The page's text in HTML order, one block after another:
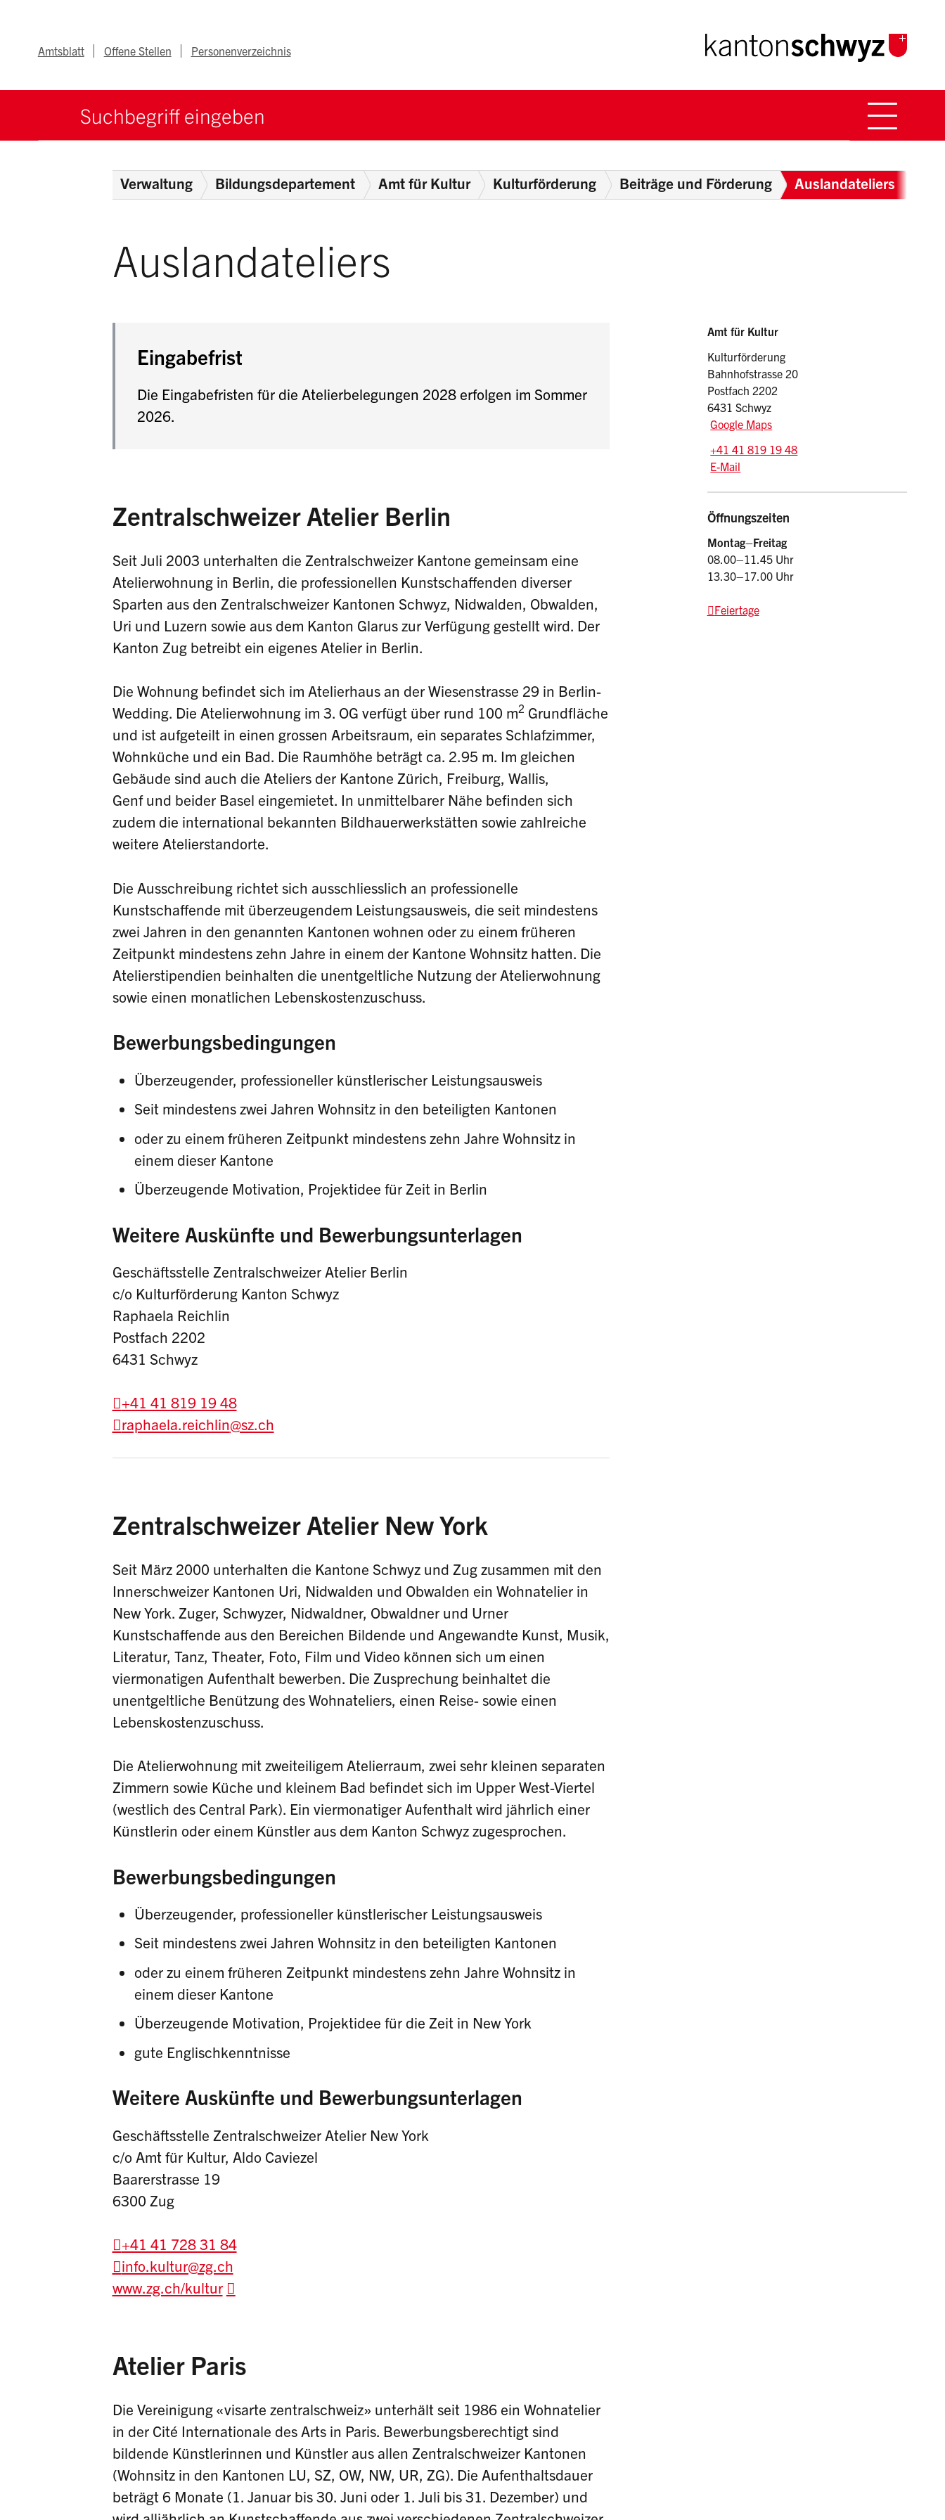
Metanav
Amtsblatt Offene Stellen Personenverzeichnis
Suchbegriff
Breadcrumb
Verwaltung Bildungsdepartement Amt für Kultur Kulturförderung Beiträge und Förderung Auslandateliers
Auslandateliers
Eingabefrist
Die Eingabefristen für die Atelierbelegungen 2028 erfolgen im Sommer
2026.
Zentralschweizer Atelier Berlin
Seit Juli 2003 unterhalten die Zentralschweizer Kantone gemeinsam eine
Atelierwohnung in Berlin, die professionellen Kunstschaffenden diverser
Sparten aus den Zentralschweizer Kantonen Schwyz, Nidwalden, Obwalden,
Uri und Luzern sowie aus dem Kanton Glarus zur Verfügung gestellt wird. Der
Kanton Zug betreibt ein eigenes Atelier in Berlin.
Die Wohnung befindet sich im Atelierhaus an der Wiesenstrasse 29 in Berlin-
Wedding. Die Atelierwohnung im 3. OG verfügt über rund 100 m2 Grundfläche
und ist aufgeteilt in einen grossen Arbeitsraum, ein separates Schlafzimmer,
Wohnküche und ein Bad. Die Raumhöhe beträgt ca. 2.95 m. Im gleichen
Gebäude sind auch die Ateliers der Kantone Zürich, Freiburg, Wallis,
Genf und beider Basel eingemietet. In unmittelbarer Nähe befinden sich
zudem die international bekannten Bildhauerwerkstätten sowie zahlreiche
weitere Atelierstandorte.
Die Ausschreibung richtet sich ausschliesslich an professionelle
Kunstschaffende mit überzeugendem Leistungsausweis, die seit mindestens
zwei Jahren in den genannten Kantonen wohnen oder zu einem früheren
Zeitpunkt mindestens zehn Jahre in einem der Kantone Wohnsitz hatten. Die
Atelierstipendien beinhalten die unentgeltliche Nutzung der Atelierwohnung
sowie einen monatlichen Lebenskostenzuschuss.
Bewerbungsbedingungen
Überzeugender, professioneller künstlerischer Leistungsausweis
Seit mindestens zwei Jahren Wohnsitz in den beteiligten Kantonen
oder zu einem früheren Zeitpunkt mindestens zehn Jahre Wohnsitz in
einem dieser Kantone
Überzeugende Motivation, Projektidee für Zeit in Berlin
Weitere Auskünfte und Bewerbungsunterlagen
Geschäftsstelle Zentralschweizer Atelier Berlin
c/o Kulturförderung Kanton Schwyz
Raphaela Reichlin
Postfach 2202
6431 Schwyz
+41 41 819 19 48
raphaela.reichlin@sz.ch
Zentralschweizer Atelier New York
Seit März 2000 unterhalten die Kantone Schwyz und Zug zusammen mit den
Innerschweizer Kantonen Uri, Nidwalden und Obwalden ein Wohnatelier in
New York. Zuger, Schwyzer, Nidwaldner, Obwaldner und Urner
Kunstschaffende aus den Bereichen Bildende und Angewandte Kunst, Musik,
Literatur, Tanz, Theater, Foto, Film und Video können sich um einen
viermonatigen Aufenthalt bewerben. Die Zusprechung beinhaltet die
unentgeltliche Benützung des Wohnateliers, einen Reise- sowie einen
Lebenskostenzuschuss.
Die Atelierwohnung mit zweiteiligem Atelierraum, zwei sehr kleinen separaten
Zimmern sowie Küche und kleinem Bad befindet sich im Upper West-Viertel
(westlich des Central Park). Ein viermonatiger Aufenthalt wird jährlich einer
Künstlerin oder einem Künstler aus dem Kanton Schwyz zugesprochen.
Bewerbungsbedingungen
Überzeugender, professioneller künstlerischer Leistungsausweis
Seit mindestens zwei Jahren Wohnsitz in den beteiligten Kantonen
oder zu einem früheren Zeitpunkt mindestens zehn Jahre Wohnsitz in
einem dieser Kantone
Überzeugende Motivation, Projektidee für die Zeit in New York
gute Englischkenntnisse
Weitere Auskünfte und Bewerbungsunterlagen
Geschäftsstelle Zentralschweizer Atelier New York
c/o Amt für Kultur, Aldo Caviezel
Baarerstrasse 19
6300 Zug
+41 41 728 31 84
info.kultur@zg.ch
www.zg.ch/kultur
Atelier Paris
Die Vereinigung «visarte zentralschweiz» unterhält seit 1986 ein Wohnatelier
in der Cité Internationale des Arts in Paris. Bewerbungsberechtigt sind
bildende Künstlerinnen und Künstler aus allen Zentralschweizer Kantonen
(Wohnsitz in den Kantonen LU, SZ, OW, NW, UR, ZG). Die Aufenthaltsdauer
beträgt 6 Monate (1. Januar bis 30. Juni oder 1. Juli bis 31. Dezember) und
Sidebar
Adresse
Amt für Kultur
Kulturförderung
Bahnhofstrasse 20
Postfach 2202
6431 Schwyz
Google Maps
Tel.:
+41 41 819 19 48
E-Mail: kulturfoerderung.afk
E-Mail
Öffnungszeiten
Montag–Freitag
08.00–11.45 Uhr
13.30–17.00 Uhr
Feiertage